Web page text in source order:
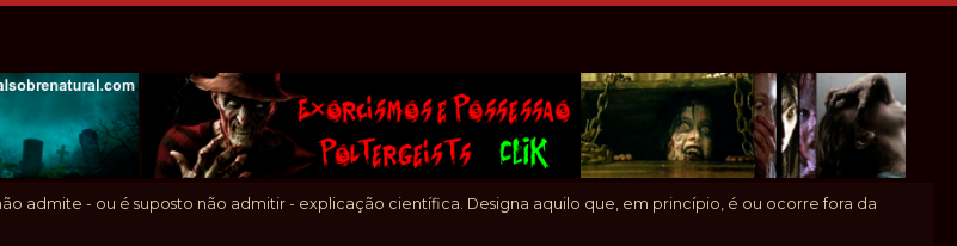
admite - ou é suposto não admitir - explicação científica. Designa aquilo que, em princípio, é ou ocorre fora da